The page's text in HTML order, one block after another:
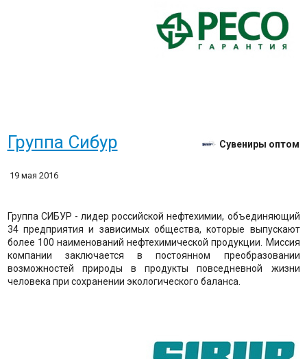
Группа Сибур Сувениры оптом
19 мая 2016
Группа СИБУР - лидер российской нефтехимии, объединяющий
34 предприятия и зависимых общества, которые выпускают
более 100 наименований нефтехимической продукции. Миссия
компании заключается в постоянном преобразовании
возможностей природы в продукты повседневной жизни
человека при сохранении экологического баланса.